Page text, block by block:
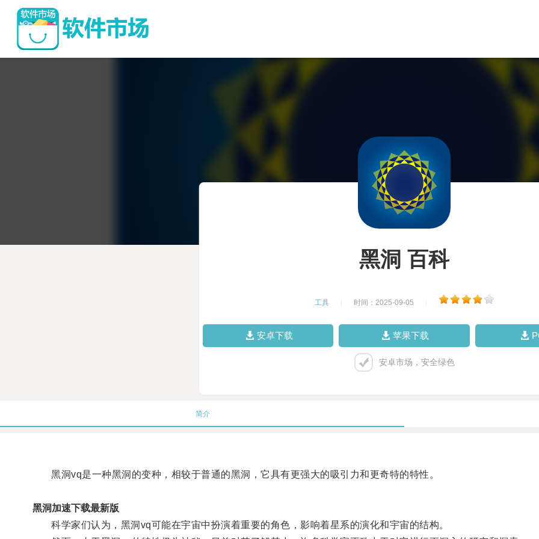
黑洞 百科
工具 时间：2025-09-05
安卓下载 苹果下载
安卓市场，安全绿色
简介
黑洞vq是一种黑洞的变种，相较于普通的黑洞，它具有更强大的吸引力和更奇特的特性。
黑洞加速下载最新版
科学家们认为，黑洞vq可能在宇宙中扮演着重要的角色，影响着星系的演化和宇宙的结构。